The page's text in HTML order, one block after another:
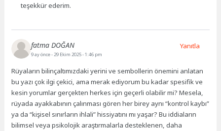
teşekkür ederim.
fatma DOĞAN
9 ay önce- 29 Ekim 2025 - 1:46 pm
Rüyaların bilinçaltımızdaki yerini ve sembollerin önemini anlatan
bu yazı çok ilgi çekici, ama merak ediyorum bu kadar spesifik ve
kesin yorumlar gerçekten herkes için geçerli olabilir mi? Mesela,
rüyada ayakkabının çalınması gören her birey aynı “kontrol kaybı”
ya da “kişisel sınırların ihlali” hissiyatını mı yaşar? Bu iddiaların
bilimsel veya psikolojik araştırmalarla desteklenen, daha
Yanıtla